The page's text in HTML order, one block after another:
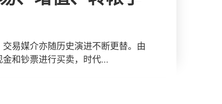
易媒介亦随历史演进不断更替。由
和钞票进行买卖，时代...